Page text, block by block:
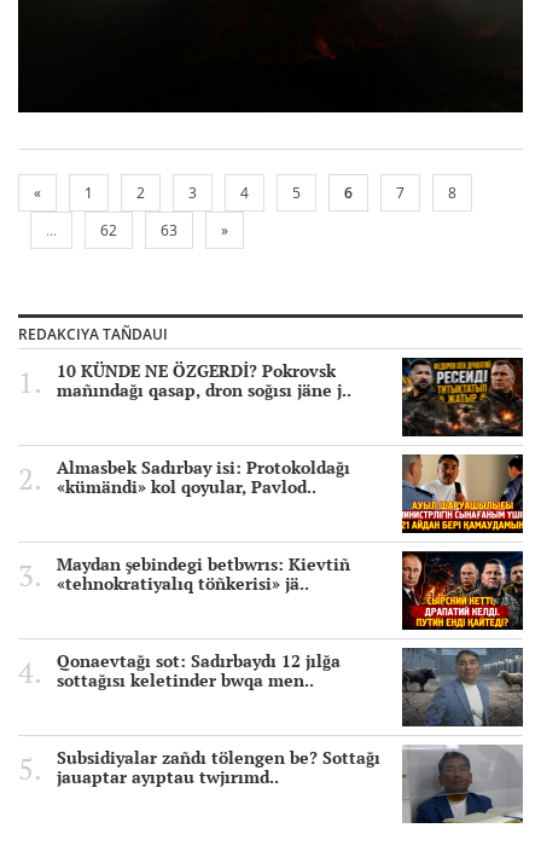
« 1 2 3 4 5 6 7
8
...
62 63 »
REDAKCIYA TAÑDAUI
10 KÜNDE NE ÖZGERDİ? Pokrovsk
mañındağı qasap, dron soğısı jäne j..
Almasbek Sadırbay isi: Protokoldağı
«kümändi» kol qoyular, Pavlod..
Maydan şebindegi betbwrıs: Kievtiñ
«tehnokratiyalıq töñkerisi» jä..
Qonaevtağı sot: Sadırbaydı 12 jılğa
sottağısı keletinder bwqa men..
Subsidiyalar zañdı tölengen be? Sottağı
jauaptar ayıptau twjırımd..